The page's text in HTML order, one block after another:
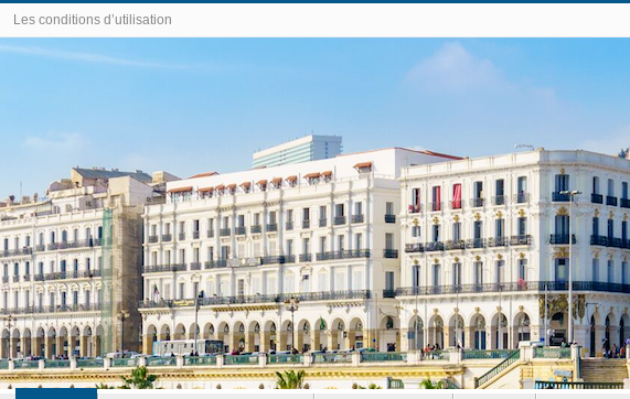
Les conditions d’utilisation